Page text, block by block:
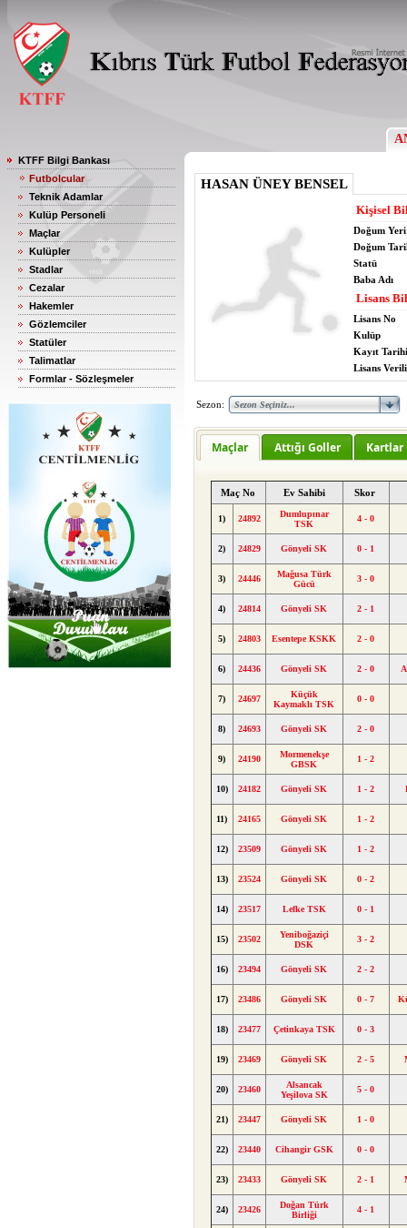
KTFF Bilgi Bankası
Futbolcular
Teknik Adamlar
Kulüp Personeli
Maçlar
Kulüpler
Stadlar
Cezalar
Hakemler
Gözlemciler
Statüler
Talimatlar
Formlar - Sözleşmeler
HASAN ÜNEY BENSEL
Kişisel
Doğum Yeri
Doğum
Statü
Baba Adı
Lisans
Lisans No
Kulüp
Kayıt Tarihi
Lisans
Sezon:
Maçlar Attığı Goller Kartlar
Maç No Ev Sahibi Skor
1) 24892
Dumlupınar
TSK
4 - 0
2) 24829 Gönyeli SK 0 - 1
3) 24446
Mağusa Türk
Gücü
3 - 0
4) 24814 Gönyeli SK 2 - 1
5) 24803 Esentepe KSKK 2 - 0
6) 24436 Gönyeli SK 2 - 0
7) 24697
Küçük
Kaymaklı TSK
0 - 0
8) 24693 Gönyeli SK 2 - 0
9) 24190
Mormenekşe
GBSK
1 - 2
10) 24182 Gönyeli SK 1 - 2
11) 24165 Gönyeli SK 1 - 2
12) 23509 Gönyeli SK 1 - 2
13) 23524 Gönyeli SK 0 - 2
14) 23517 Lefke TSK 0 - 1
15) 23502
Yeniboğaziçi
DSK
3 - 2
16) 23494 Gönyeli SK 2 - 2
17) 23486 Gönyeli SK 0 - 7
18) 23477 Çetinkaya TSK 0 - 3
19) 23469 Gönyeli SK 2 - 5
20) 23460
Alsancak
Yeşilova SK
5 - 0
21) 23447 Gönyeli SK 1 - 0
22) 23440 Cihangir GSK 0 - 0
23) 23433 Gönyeli SK 2 - 1
24) 23426
Doğan Türk
Birliği
4 - 1